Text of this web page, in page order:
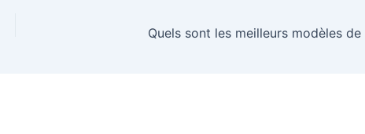
Quels sont les meilleurs modèles de